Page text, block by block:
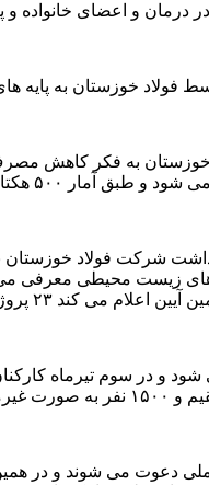
درمان و اعضای خانواده
۵ برابر تعهدات خود بوده است.
و برداشت شرکت فولاد
اردوی تیم ملی دعوت می